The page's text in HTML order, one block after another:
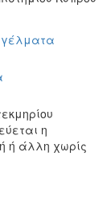
η
ή άλλη χωρίς